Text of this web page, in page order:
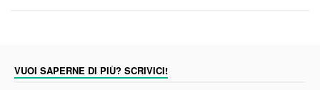
VUOI SAPERNE DI PIÙ? SCRIVICI!